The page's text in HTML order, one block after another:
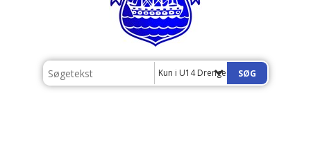
Kun i U14 Drenge - Årgang 2013